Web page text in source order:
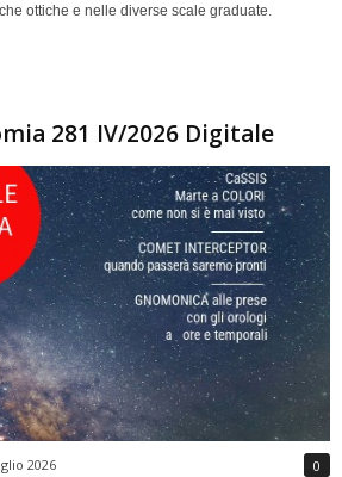
ottiche e nelle diverse scale graduate.
281 IV/2026 Digitale
2026 0